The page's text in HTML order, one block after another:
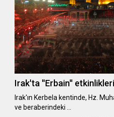
Irak'ta ''Erbain''
Irak'ın Kerbela kentinde, Hz.
ve beraberindeki …